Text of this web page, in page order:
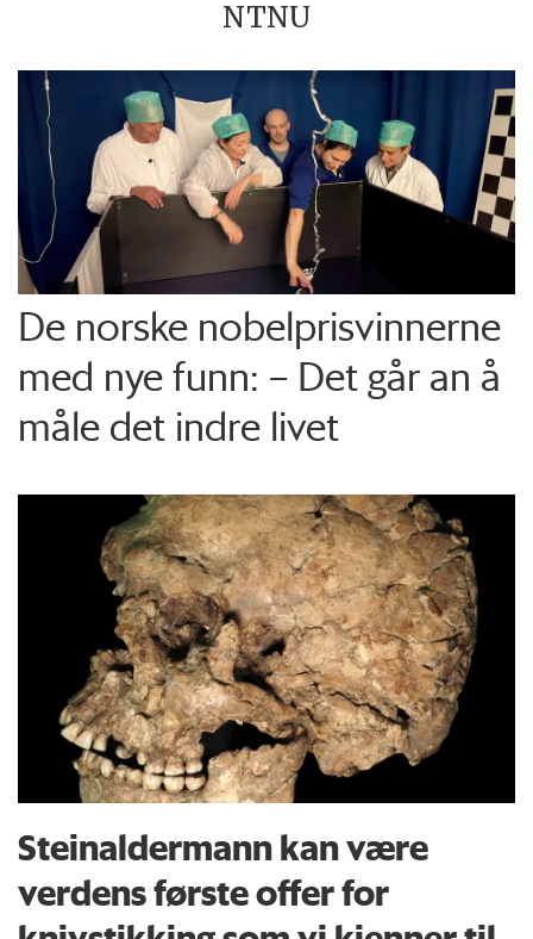
NTNU
De norske nobelprisvinnerne
med nye funn: – Det går an å
måle det indre livet
Steinaldermann kan være
verdens første offer for